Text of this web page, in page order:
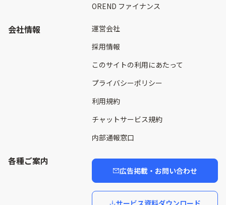
OREND ファイナンス
会社情報
運営会社
採用情報
このサイトの利用にあたって
プライバシーポリシー
利用規約
チャットサービス規約
内部通報窓口
各種ご案内
広告掲載・お問い合わせ
サービス資料ダウンロード